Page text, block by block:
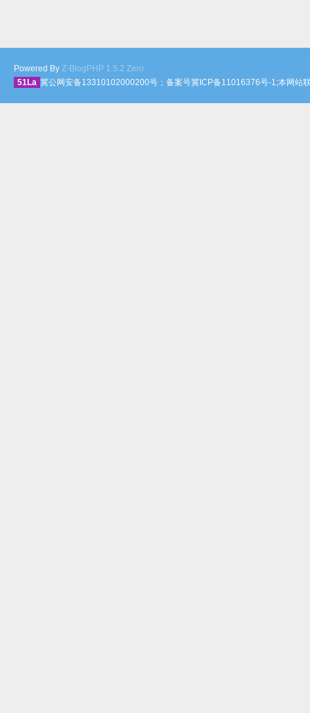
Powered By Z-BlogPHP 1.5.2 Zero
51La 冀公网安备13310102000200号；备案号冀ICP备11016376号-1;本网站